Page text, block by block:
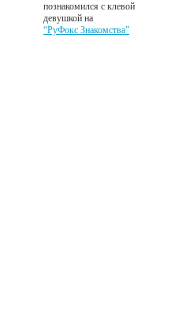
познакомился с клевой
девушкой на
“РуФокс Знакомства”